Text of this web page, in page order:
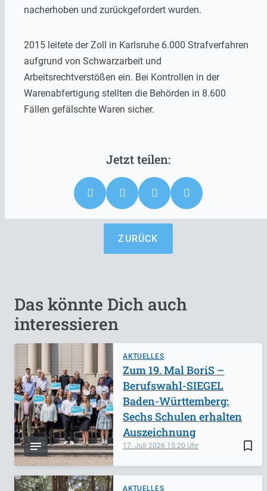
nacherhoben und zurückgefordert wurden.
2015 leitete der Zoll in Karlsruhe 6.000 Strafverfahren
aufgrund von Schwarzarbeit und
Arbeitsrechtverstößen ein. Bei Kontrollen in der
Warenabfertigung stellten die Behörden in 8.600
Fällen gefälschte Waren sicher.
ZURÜCK
Das könnte Dich auch
interessieren
AKTUELLES
bookmark_border
17. Juli 2026 15:20
Zum 19. Mal BoriS –
Berufswahl-SIEGEL
Baden-Württemberg:
Sechs Schulen erhalten
Auszeichnung
AKTUELLES